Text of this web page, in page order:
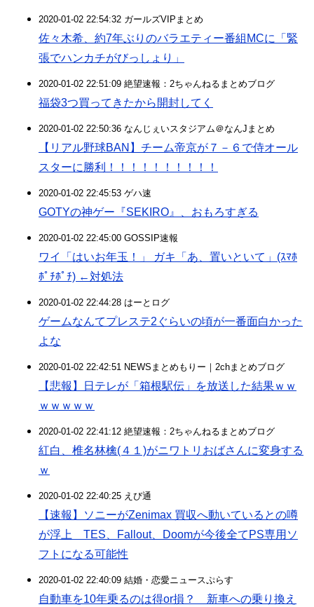
2020-01-02 22:54:32 ガールズVIPまとめ
佐々木希、約7年ぶりのバラエティー番組MCに「緊
張でハンカチがびっしょり」
2020-01-02 22:51:09 絶望速報：2ちゃんねるまとめブログ
福袋3つ買ってきたから開封してく
2020-01-02 22:50:36 なんじぇいスタジアム＠なんJまとめ
【リアル野球BAN】チーム帝京が７－６で侍オール
スターに勝利！！！！！！！！！！
2020-01-02 22:45:53 ゲハ速
GOTYの神ゲー『SEKIRO』、おもろすぎる
2020-01-02 22:45:00 GOSSIP速報
ワイ「はいお年玉！」 ガキ「あ、置いといて」(ｽﾏﾎ
ﾎﾟﾁﾎﾟﾁ) ←対処法
2020-01-02 22:44:28 はーとログ
ゲームなんてプレステ2ぐらいの頃が一番面白かった
よな
2020-01-02 22:42:51 NEWSまとめもりー｜2chまとめブログ
【悲報】日テレが「箱根駅伝」を放送した結果ｗｗ
ｗｗｗｗｗ
2020-01-02 22:41:12 絶望速報：2ちゃんねるまとめブログ
紅白、椎名林檎(４１)がニワトリおばさんに変身する
ｗ
2020-01-02 22:40:25 えび通
【速報】ソニーがZenimax 買収へ動いているとの噂
が浮上 TES、Fallout、Doomが今後全てPS専用ソ
フトになる可能性
2020-01-02 22:40:09 結婚・恋愛ニュースぷらす
自動車を10年乗るのは得or損？ 新車への乗り換え